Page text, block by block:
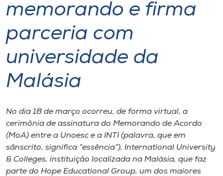
Atendimento ao Estudante
Portal de Ensino
Internacionalização
I.nova
memorando e firma
parceria com
universidade da
Malásia
No dia 18 de março ocorreu, de forma virtual, a
cerimônia de assinatura do Memorando de Acordo
(MoA) entre a Unoesc e a INTI (palavra, que em
sânscrito, significa “essência”), International University
& Colleges, instituição localizada na Malásia, que faz
parte do Hope Educational Group, um dos maiores